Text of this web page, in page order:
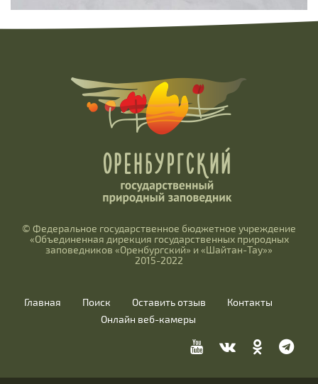
© Федеральное государственное бюджетное учреждение
«Объединенная дирекция государственных природных
заповедников «Оренбургский» и «Шайтан-Тау»»
2015-2022
Главная Поиск Оставить отзыв
Контакты
Онлайн веб-камеры